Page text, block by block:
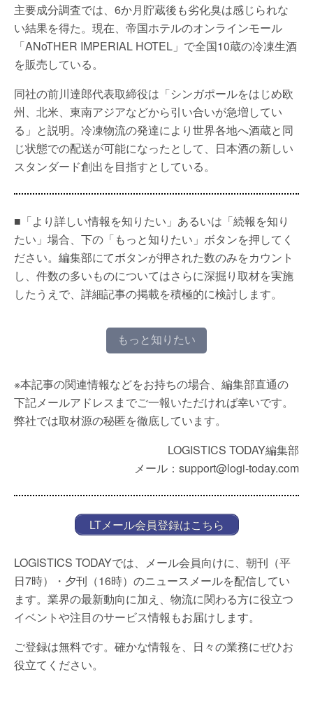
主要成分調査では、6か月貯蔵後も劣化臭は感じられな
い結果を得た。現在、帝国ホテルのオンラインモール
「ANoTHER IMPERIAL HOTEL」で全国10蔵の冷凍生酒
を販売している。
同社の前川達郎代表取締役は「シンガポールをはじめ欧
州、北米、東南アジアなどから引い合いが急増してい
る」と説明。冷凍物流の発達により世界各地へ酒蔵と同
じ状態での配送が可能になったとして、日本酒の新しい
スタンダード創出を目指すとしている。
■「より詳しい情報を知りたい」あるいは「続報を知り
たい」場合、下の「もっと知りたい」ボタンを押してく
ださい。編集部にてボタンが押された数のみをカウント
し、件数の多いものについてはさらに深掘り取材を実施
したうえで、詳細記事の掲載を積極的に検討します。
もっと知りたい
※本記事の関連情報などをお持ちの場合、編集部直通の
下記メールアドレスまでご一報いただければ幸いです。
弊社では取材源の秘匿を徹底しています。
LOGISTICS TODAY編集部
メール：support@logi-today.com
LTメール会員登録はこちら
LOGISTICS TODAYでは、メール会員向けに、朝刊（平
日7時）・夕刊（16時）のニュースメールを配信してい
ます。業界の最新動向に加え、物流に関わる方に役立つ
イベントや注目のサービス情報もお届けします。
ご登録は無料です。確かな情報を、日々の業務にぜひお
役立てください。